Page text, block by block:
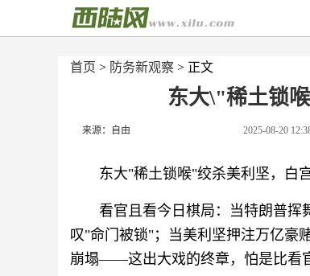
首页 > 防务新观察 > 正文
东大\"稀土锁
来源：自由 2025-08-20
东大"稀土锁喉"绞杀美利坚，白
看官且看今日棋局：当特朗普挥
叹"命门被锁"；当美利坚押注万亿豪
崩塌——这出大戏的终章，怕是比看